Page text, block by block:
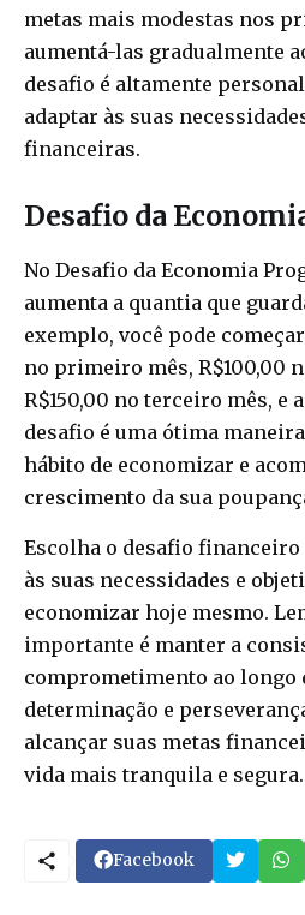
metas mais modestas nos
aumentá-las gradualmente
desafio é altamente
adaptar às suas
financeiras.
Desafio da
No Desafio da Economia
aumenta a quantia que
exemplo, você pode
no primeiro mês, R$100,00
R$150,00 no terceiro mês, e
desafio é uma ótima
hábito de economizar e
crescimento da sua
Escolha o desafio financeiro
às suas necessidades e
economizar hoje mesmo.
importante é manter a
comprometimento ao longo
determinação e
alcançar suas metas
vida mais tranquila e segura.
Facebook